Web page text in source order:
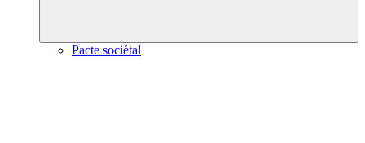
Pacte sociétal